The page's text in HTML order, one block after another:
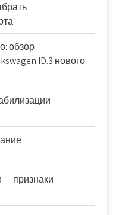
обзор
ID.3 нового
— признаки